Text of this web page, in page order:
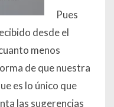
Pues
desde el
menos
de que nuestra
es lo único que
las sugerencias